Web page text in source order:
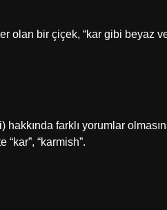
olan bir çiçek, “kar gibi beyaz
farklı yorumlar
“karmish”.